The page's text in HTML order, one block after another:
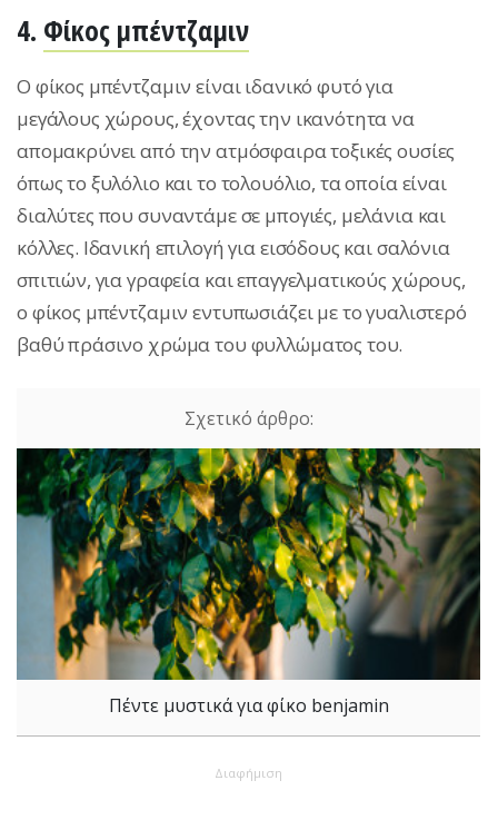
4. Φίκος μπέντζαμιν
Ο φίκος μπέντζαμιν είναι ιδανικό φυτό για
μεγάλους χώρους, έχοντας την ικανότητα να
απομακρύνει από την ατμόσφαιρα τοξικές ουσίες
όπως το ξυλόλιο και το τολουόλιο, τα οποία είναι
διαλύτες που συναντάμε σε μπογιές, μελάνια και
κόλλες. Ιδανική επιλογή για εισόδους και σαλόνια
σπιτιών, για γραφεία και επαγγελματικούς χώρους,
ο φίκος μπέντζαμιν εντυπωσιάζει με το γυαλιστερό
βαθύ πράσινο χρώμα του φυλλώματος του.
Πέντε μυστικά για φίκο benjamin
Διαφήμιση